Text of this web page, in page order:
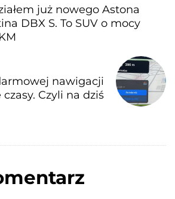
już nowego Astona
DBX S. To SUV o mocy
nawigacji
Czyli na dziś